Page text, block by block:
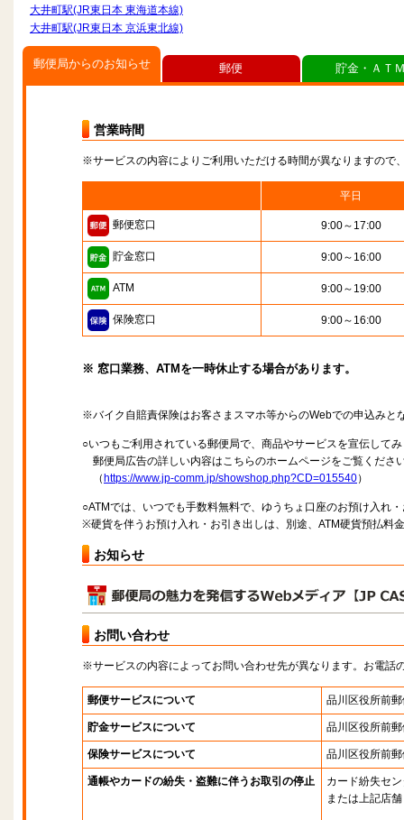
大井町駅(JR東日本 東海道本線)
大井町駅(JR東日本 京浜東北線)
郵便局からのお知らせ
営業時間
※サービスの内容によりご利用いただける時間が異なりますので
平日
郵便窓口 9:00～17:00
貯金窓口 9:00～16:00
ATM 9:00～19:00
保険窓口 9:00～16:00
※ 窓口業務、ATMを一時休止する場合があります。
※バイク自賠責保険はお客さまスマホ等からのWebでの申込みと
○いつもご利用されている郵便局で、商品やサービスを宣伝して
郵便局広告の詳しい内容はこちらのホームページをご覧くださ
（ https://www.jp-comm.jp/showshop.php?CD=015540）
○ATMでは、いつでも手数料無料で、ゆうちょ口座のお預け入れ
※硬貨を伴うお預け入れ・お引き出しは、別途、ATM硬貨預払料
お知らせ
お問い合わせ
※サービスの内容によってお問い合わせ先が異なります。お電話
郵便サービスについて 品川区役所前
貯金サービスについて 品川区役所前
保険サービスについて 品川区役所前
通帳やカードの紛失・盗難に伴うお取引の停止
カード紛失セ
または上記店舗
郵便 貯金・ＡＴ